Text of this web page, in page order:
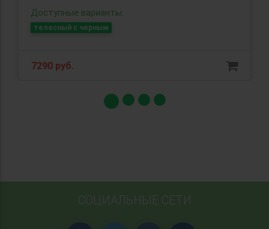
Доступные варианты:
телесный с черным
7290 руб.
СОЦИАЛЬНЫЕ СЕТИ